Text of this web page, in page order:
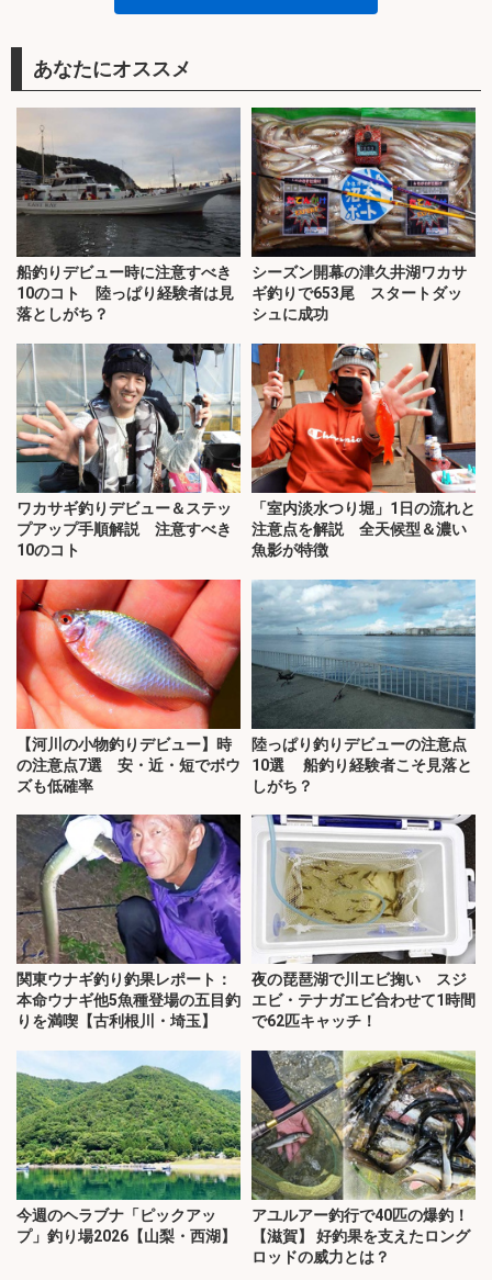
あなたにオススメ
船釣りデビュー時に注意すべき
10のコト 陸っぱり経験者は見
落としがち？
シーズン開幕の津久井湖ワカサ
ギ釣りで653尾 スタートダッ
シュに成功
ワカサギ釣りデビュー＆ステッ
プアップ手順解説 注意すべき
10のコト
「室内淡水つり堀」1日の流れと
注意点を解説 全天候型＆濃い
魚影が特徴
【河川の小物釣りデビュー】時
の注意点7選 安・近・短でボウ
ズも低確率
陸っぱり釣りデビューの注意点
10選 船釣り経験者こそ見落と
しがち？
関東ウナギ釣り釣果レポート：
本命ウナギ他5魚種登場の五目釣
りを満喫【古利根川・埼玉】
夜の琵琶湖で川エビ掬い スジ
エビ・テナガエビ合わせて1時間
で62匹キャッチ！
今週のヘラブナ「ピックアッ
プ」釣り場2026【山梨・西湖】
アユルアー釣行で40匹の爆釣！
【滋賀】 好釣果を支えたロング
ロッドの威力とは？